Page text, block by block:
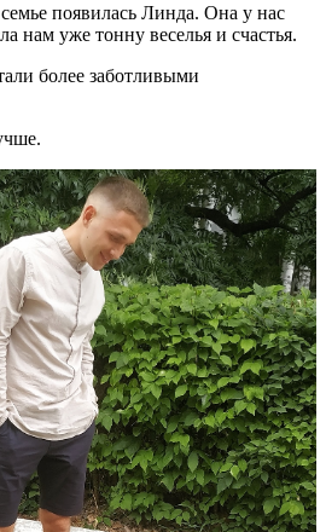
появилась Линда. Она у нас
нам уже тонну веселья и счастья.
более заботливыми